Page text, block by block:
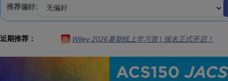
推荐偏好:
近期推荐： 热 Wiley 2026暑期线上学习营 | 报名正式开启！